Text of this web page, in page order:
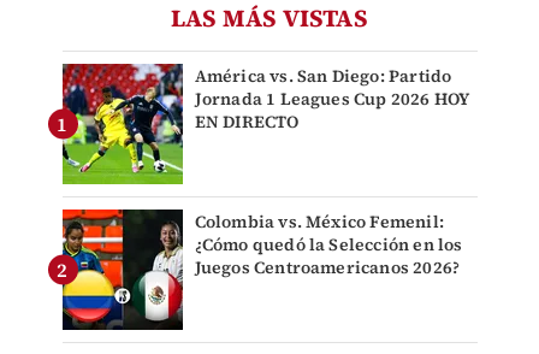
LAS MÁS VISTAS
América vs. San Diego: Partido
Jornada 1 Leagues Cup 2026 HOY
EN DIRECTO
Colombia vs. México Femenil:
¿Cómo quedó la Selección en los
Juegos Centroamericanos 2026?